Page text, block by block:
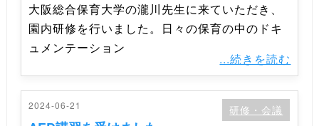
大阪総合保育大学の瀧川先生に来ていただき、
園内研修を行いました。日々の保育の中のドキ
ュメンテーション
...続きを読む
2024-06-21 研修・会議